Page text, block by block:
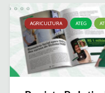
AGRICULTURA ATEG